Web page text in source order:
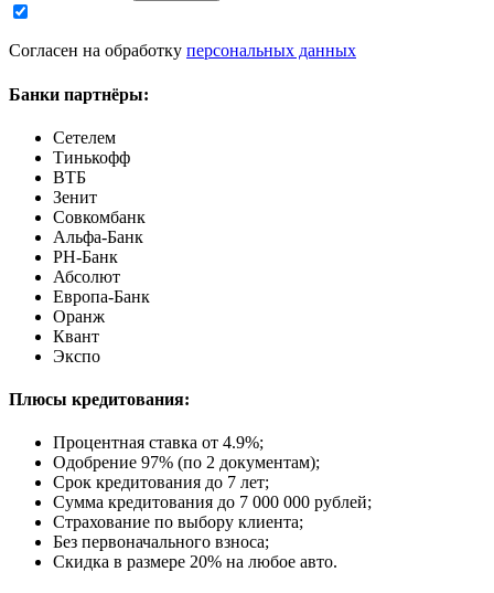
Согласен на обработку персональных данных
Банки партнёры:
Сетелем
Тинькофф
ВТБ
Зенит
Совкомбанк
Альфа-Банк
РН-Банк
Абсолют
Европа-Банк
Оранж
Квант
Экспо
Плюсы кредитования:
Процентная ставка от 4.9%;
Одобрение 97% (по 2 документам);
Срок кредитования до 7 лет;
Сумма кредитования до 7 000 000 рублей;
Страхование по выбору клиента;
Без первоначального взноса;
Скидка в размере 20% на любое авто.